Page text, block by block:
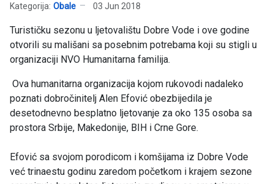
Kategorija: Obale 03 Jun 2018
Turističku sezonu u ljetovalištu Dobre Vode i ove godine
otvorili su mališani sa posebnim potrebama koji su stigli u
organizaciji NVO Humanitarna familija.
Ova humanitarna organizacija kojom rukovodi nadaleko
poznati dobročinitelj Alen Efović obezbijedila je
desetodnevno besplatno ljetovanje za oko 135 osoba sa
prostora Srbije, Makedonije, BIH i Crne Gore.
Efović sa svojom porodicom i komšijama iz Dobre Vode
već trinaestu godinu zaredom početkom i krajem sezone